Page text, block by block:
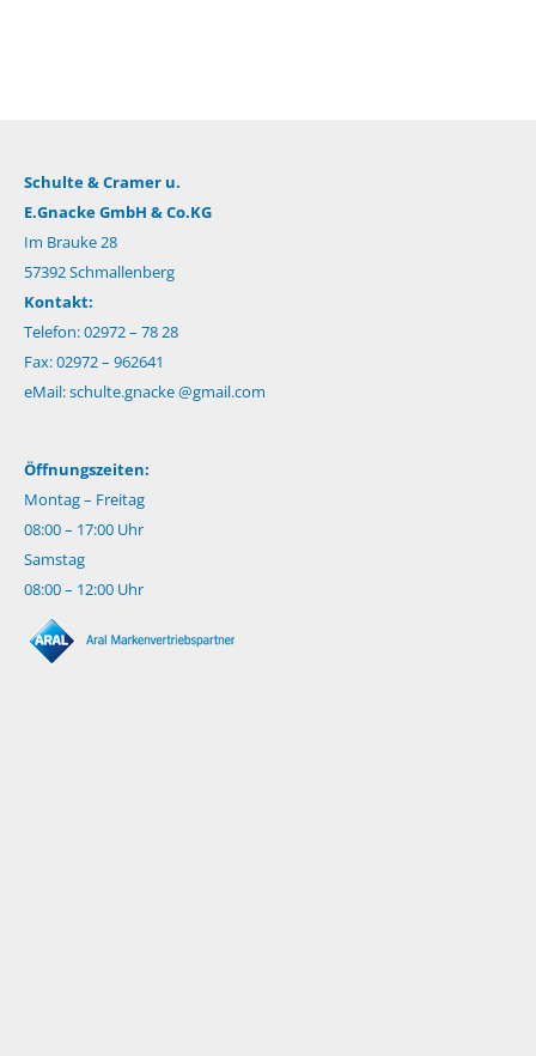
Schulte & Cramer u.
E.Gnacke GmbH & Co.KG
Im Brauke 28
57392 Schmallenberg
Kontakt:
Telefon: 02972 – 78 28
Fax: 02972 – 962641
eMail:schulte.gnacke @gmail.com
Öffnungszeiten:
Montag – Freitag
08:00 – 17:00 Uhr
Samstag
08:00 – 12:00 Uhr